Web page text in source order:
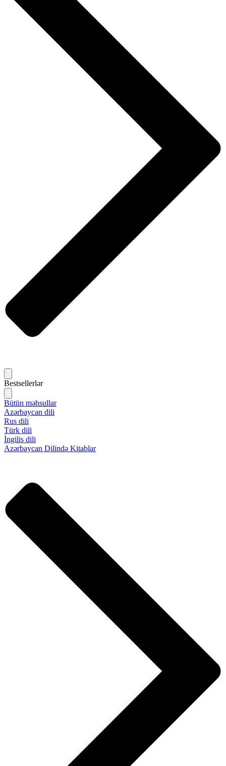
Bestsellerlər
Bütün məhsullar
Azərbaycan dili
Rus dili
Türk dili
İngilis dili
Azərbaycan Dilində Kitablar